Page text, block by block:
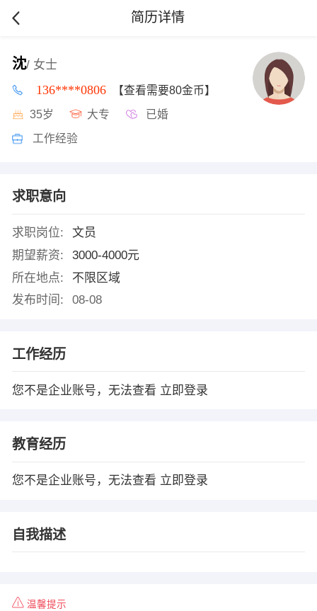
简历详情
沈/ 女士
136****0806 【查看需要80金币】
35岁 大专 已婚
工作经验
求职意向
求职岗位:
文员
期望薪资:
3000-4000元
所在地点:
不限区域
发布时间:
08-08
工作经历
您不是企业账号，无法查看 立即登录
教育经历
您不是企业账号，无法查看 立即登录
自我描述
温馨提示